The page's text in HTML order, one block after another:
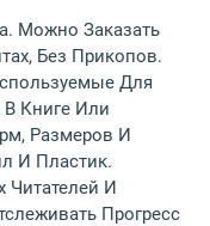
Можно Заказать
Без Прикопов.
Для
В Книге Или
Размеров И
И Пластик.
Читателей И
Прогресс